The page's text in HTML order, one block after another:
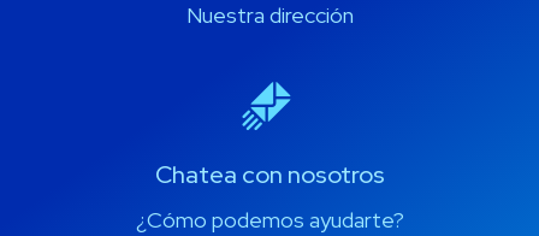
Nuestra dirección
Chatea con nosotros
¿Cómo podemos ayudarte?